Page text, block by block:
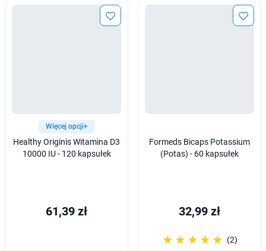
Więcej opcji+
Healthy Originis Witamina D3
10000 IU - 120 kapsułek
61,39 zł
Formeds Bicaps Potassium
(Potas) - 60 kapsułek
32,99 zł
☆☆☆☆☆
★★★★★ (2)